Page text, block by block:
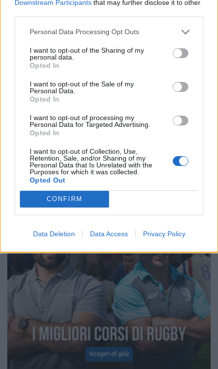
Downstream Participants that may further disclose it to other
Personal Data Processing Opt Outs
I want to opt-out of the Sharing of my
personal data.
Opted In
I want to opt-out of the Sale of my
Personal Data.
Opted In
I want to opt-out of processing my
Personal Data for Targeted Advertising.
Opted In
I want to opt-out of Collection, Use,
Retention, Sale, and/or Sharing of my
Personal Data that Is Unrelated with the
Purposes for which it was collected.
Opted Out
CONFIRM
Data Deletion Data Access Privacy Policy
Redazione / 31.08.2023 12:58
Il video sui giocatori del Rovigo che
← 1 2 3 4